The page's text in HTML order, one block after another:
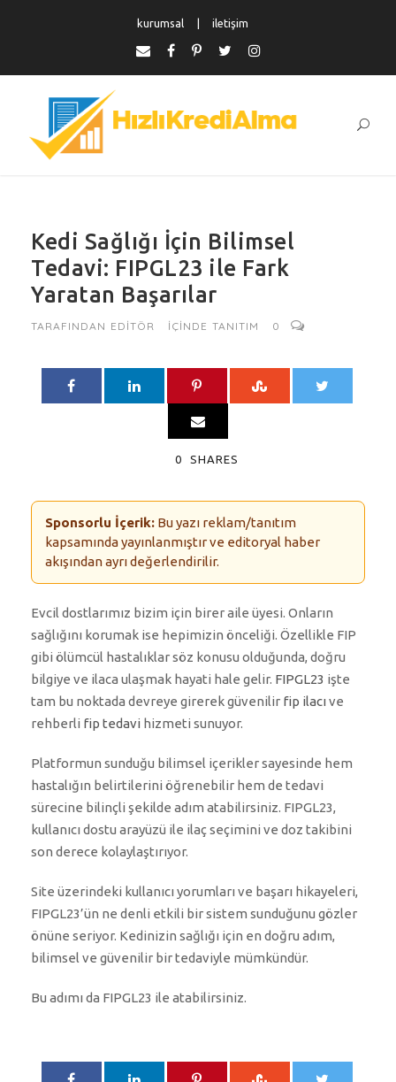
kurumsal iletişim
Kedi Sağlığı İçin Bilimsel
Tedavi: FIPGL23 ile Fark
Yaratan Başarılar
TARAFINDAN EDITÖR IÇINDE TANITIM 0
0 SHARES
Sponsorlu İçerik: Bu yazı reklam/tanıtım
kapsamında yayınlanmıştır ve editoryal haber
akışından ayrı değerlendirilir.
Evcil dostlarımız bizim için birer aile üyesi. Onların
sağlığını korumak ise hepimizin önceliği. Özellikle FIP
gibi ölümcül hastalıklar söz konusu olduğunda, doğru
bilgiye ve ilaca ulaşmak hayati hale gelir. FIPGL23 işte
tam bu noktada devreye girerek güvenilir fip ilacıve
rehberli fip tedavi hizmeti sunuyor.
Platformun sunduğu bilimsel içerikler sayesinde hem
hastalığın belirtilerini öğrenebilir hem de tedavi
sürecine bilinçli şekilde adım atabilirsiniz. FIPGL23,
kullanıcı dostu arayüzü ile ilaç seçimini ve doz takibini
son derece kolaylaştırıyor.
Site üzerindeki kullanıcı yorumları ve başarı hikayeleri,
FIPGL23’ün ne denli etkili bir sistem sunduğunu gözler
önüne seriyor. Kedinizin sağlığı için en doğru adım,
bilimsel ve güvenilir bir tedaviyle mümkündür.
Bu adımı da FIPGL23 ile atabilirsiniz.